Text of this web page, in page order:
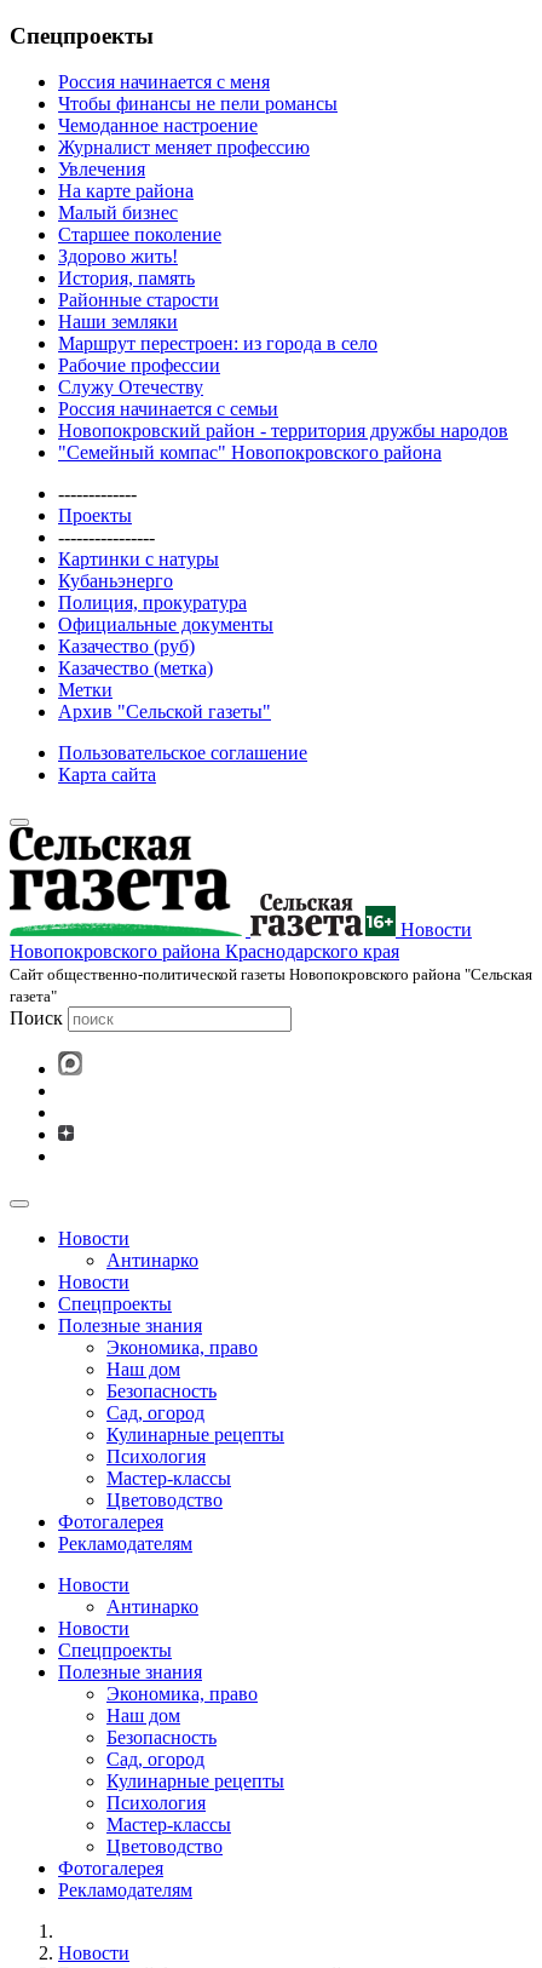
Спецпроекты
Россия начинается с меня
Чтобы финансы не пели романсы
Чемоданное настроение
Журналист меняет профессию
Увлечения
На карте района
Малый бизнес
Старшее поколение
Здорово жить!
История, память
Районные старости
Наши земляки
Маршрут перестроен: из города в село
Рабочие профессии
Служу Отечеству
Россия начинается с семьи
Новопокровский район - территория дружбы народов
"Семейный компас" Новопокровского района
-------------
Проекты
----------------
Картинки с натуры
Кубаньэнерго
Полиция, прокуратура
Официальные документы
Казачество (руб)
Казачество (метка)
Метки
Архив "Сельской газеты"
Пользовательское соглашение
Карта сайта
Новости
Новопокровского района Краснодарского края
Cайт общественно-политической газеты Новопокровского района "Сельская
газета"
Поиск
Новости
Антинарко
Новости
Спецпроекты
Полезные знания
Экономика, право
Наш дом
Безопасность
Сад, огород
Кулинарные рецепты
Психология
Мастер-классы
Цветоводство
Фотогалерея
Рекламодателям
Новости
Антинарко
Новости
Спецпроекты
Полезные знания
Экономика, право
Наш дом
Безопасность
Сад, огород
Кулинарные рецепты
Психология
Мастер-классы
Цветоводство
Фотогалерея
Рекламодателям
Новости